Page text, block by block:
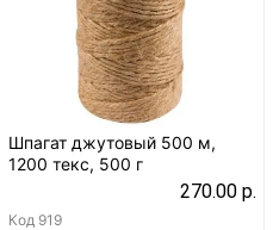
Шпагат джутовый 500 м,
1200 текс, 500 г
270.00 р.
Код 919